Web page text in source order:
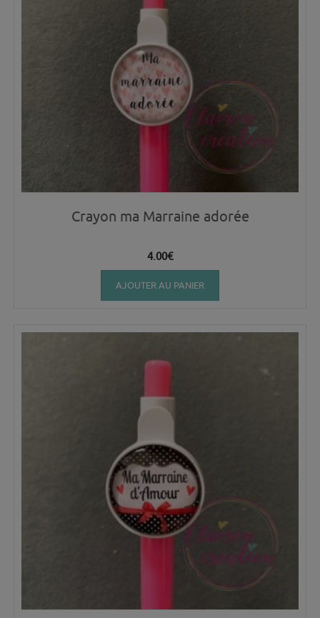
Crayon ma Marraine adorée
4.00€
AJOUTER AU PANIER